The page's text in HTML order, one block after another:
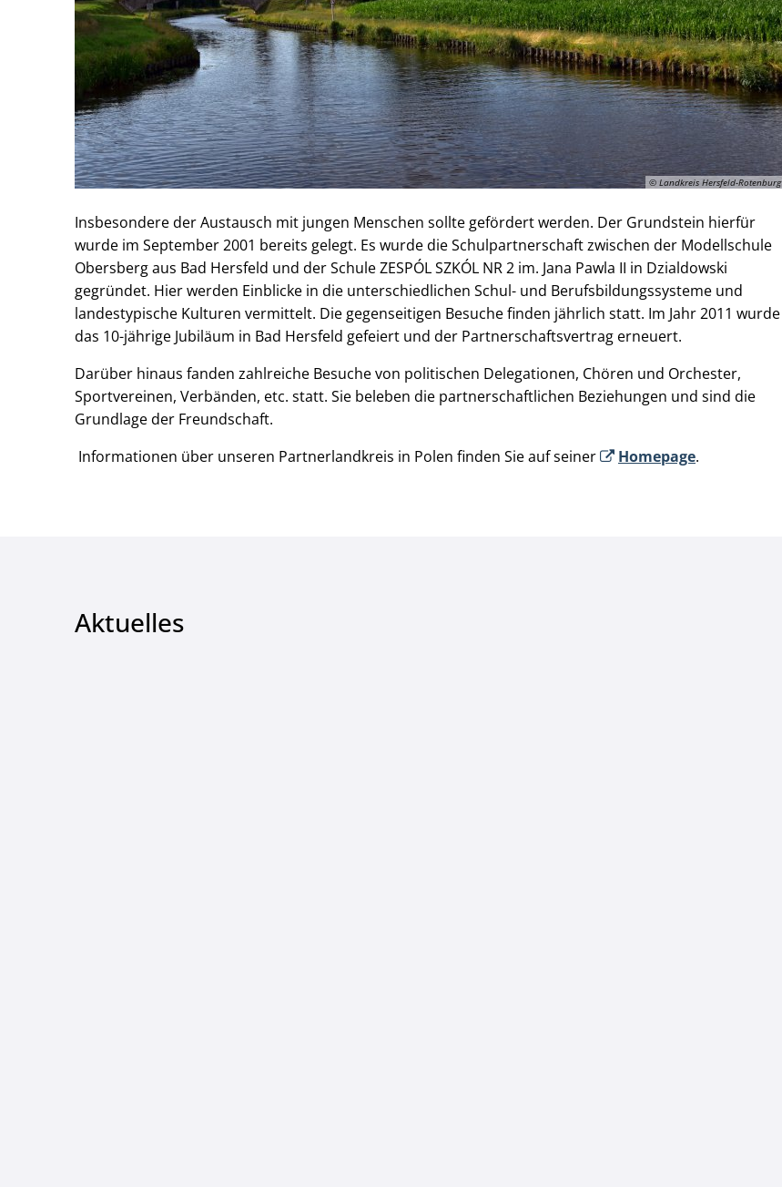
© Landkreis Hersfeld-Rotenburg
Insbesondere der Austausch mit jungen Menschen sollte gefördert werden. Der Grundstein hierfür
wurde im September 2001 bereits gelegt. Es wurde die Schulpartnerschaft zwischen der Modellschule
Obersberg aus Bad Hersfeld und der Schule ZESPÓL SZKÓL NR 2 im. Jana Pawla II in Dzialdowski
gegründet. Hier werden Einblicke in die unterschiedlichen Schul- und Berufsbildungssysteme und
landestypische Kulturen vermittelt. Die gegenseitigen Besuche finden jährlich statt. Im Jahr 2011 wurde
das 10-jährige Jubiläum in Bad Hersfeld gefeiert und der Partnerschaftsvertrag erneuert.
Darüber hinaus fanden zahlreiche Besuche von politischen Delegationen, Chören und Orchester,
Sportvereinen, Verbänden, etc. statt. Sie beleben die partnerschaftlichen Beziehungen und sind die
Grundlage der Freundschaft.
Informationen über unseren Partnerlandkreis in Polen finden Sie auf seiner
Homepage.
Aktuelles